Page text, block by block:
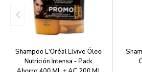
Shampoo L'Oréal Elvive Óleo
Nutrición Intensa - Pack